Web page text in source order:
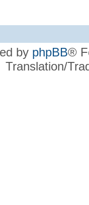
by phpBB®
Translation/